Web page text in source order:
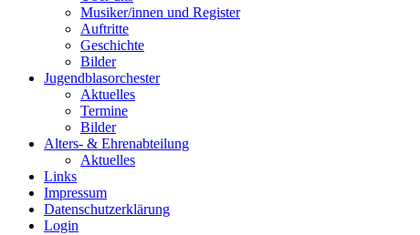
Musiker/innen und Register
Auftritte
Geschichte
Bilder
Jugendblasorchester
Aktuelles
Termine
Bilder
Alters- & Ehrenabteilung
Aktuelles
Links
Impressum
Datenschutzerklärung
Login